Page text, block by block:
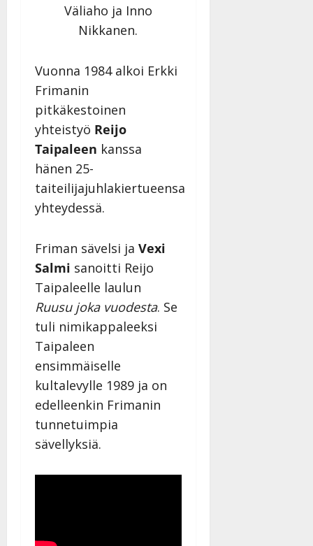
Väliaho ja Inno
Nikkanen.
Vuonna 1984 alkoi Erkki
Frimanin
pitkäkestoinen
yhteistyö Reijo
Taipaleen kanssa
hänen 25-
taiteilijajuhlakiertueensa
yhteydessä.
Friman sävelsi ja Vexi
Salmi sanoitti Reijo
Taipaleelle laulun
Ruusu joka vuodesta. Se
tuli nimikappaleeksi
Taipaleen
ensimmäiselle
kultalevylle 1989 ja on
edelleenkin Frimanin
tunnetuimpia
sävellyksiä.